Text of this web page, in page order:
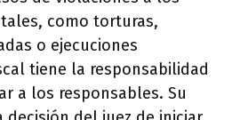
como torturas,
o ejecuciones
tiene la responsabilidad
a los responsables. Su